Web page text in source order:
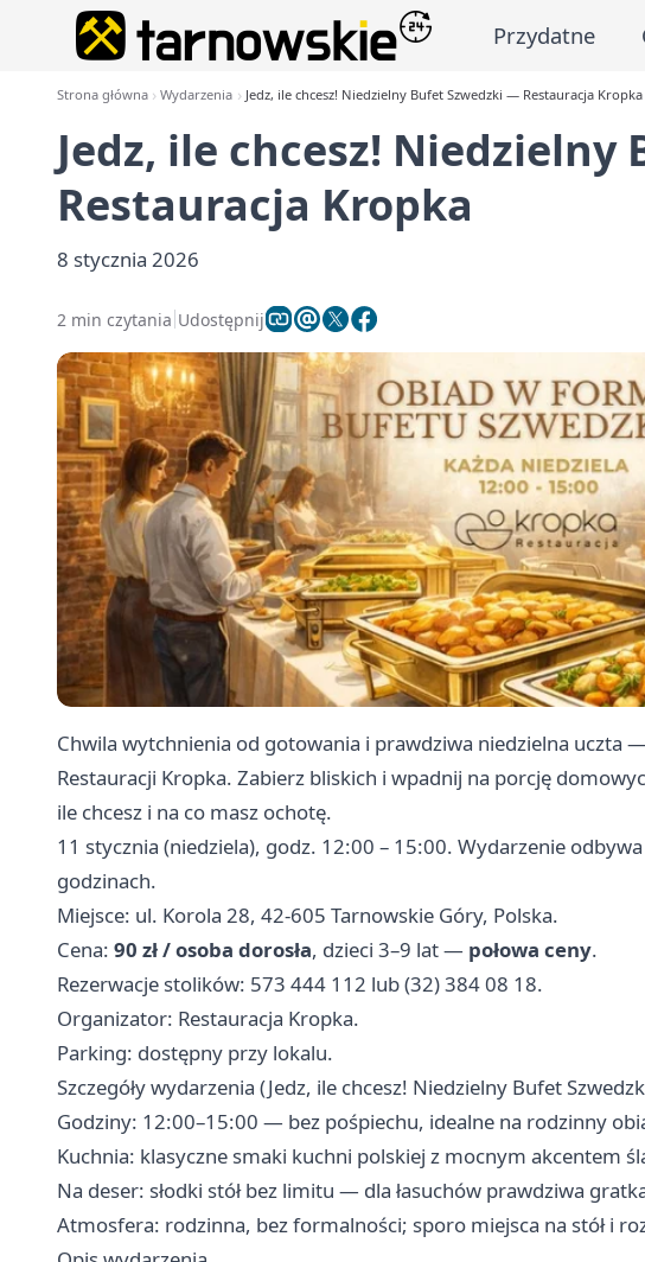
Przydatne
Strona główna Wydarzenia Jedz, ile chcesz! Niedzielny Bufet Szwedzki — Restauracja Kropka
Jedz, ile chcesz!
Restauracja Kropka
8 stycznia 2026
2 min czytania Udostępnij
Chwila wytchnienia od gotowania i prawdziwa niedzielna uczta
Restauracji Kropka. Zabierz bliskich i wpadnij na porcję
ile chcesz i na co masz ochotę.
11 stycznia (niedziela), godz. 12:00 – 15:00. Wydarzenie
godzinach.
Miejsce: ul. Korola 28, 42-605 Tarnowskie Góry, Polska.
Cena: 90 zł / osoba dorosła, dzieci 3–9 lat — połowa ceny.
Rezerwacje stolików: 573 444 112 lub (32) 384 08 18.
Organizator: Restauracja Kropka.
Parking: dostępny przy lokalu.
Szczegóły wydarzenia (Jedz, ile chcesz! Niedzielny Bufet
Godziny: 12:00–15:00 — bez pośpiechu, idealne na rodzinny
Kuchnia: klasyczne smaki kuchni polskiej z mocnym akcentem
Na deser: słodki stół bez limitu — dla łasuchów prawdziwa
Atmosfera: rodzinna, bez formalności; sporo miejsca na stół i